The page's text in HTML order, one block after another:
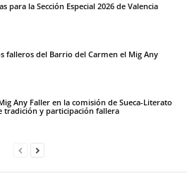
para la Sección Especial 2026 de Valencia
falleros del Barrio del Carmen el Mig Any
Any Faller en la comisión de Sueca-Literato
tradición y participación fallera